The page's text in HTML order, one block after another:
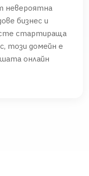
невероятна
бизнес и
сте стартираща
този домейн е
онлайн